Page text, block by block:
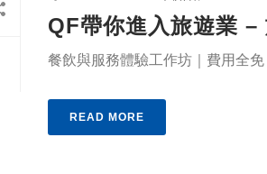
QF帶你進入旅遊業 –
餐飲與服務體驗工作坊｜費用全
READ MORE